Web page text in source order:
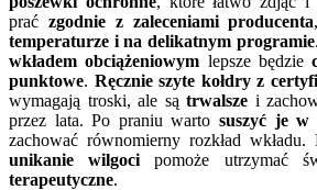
prać zgodnie z zaleceniami producenta
temperaturze i na delikatnym programie
wkładem obciążeniowym lepsze będzie
punktowe. Ręcznie szyte kołdry z
wymagają troski, ale sątrwalsze i
przez lata. Po praniu warto suszyć je w
zachować równomierny rozkład wkładu.
unikanie wilgoci pomoże utrzymać
terapeutyczne.